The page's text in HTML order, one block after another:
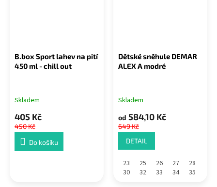
B.box Sport lahev na pití
450 ml - chill out
Skladem
405 Kč
450 Kč
Do košíku
Dětské sněhule DEMAR
ALEX A modré
Skladem
od 584,10 Kč
649 Kč
DETAIL
23 25 26 27
28
30
32 33 34 35